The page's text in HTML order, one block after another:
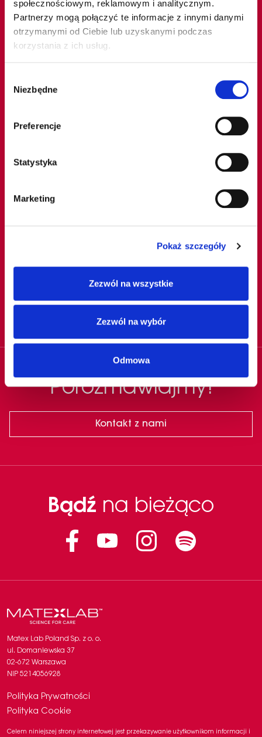
społecznościowym, reklamowym i analitycznym.
Partnerzy mogą połączyć te informacje z innymi danymi
otrzymanymi od Ciebie lub uzyskanymi podczas
korzystania z ich usług.
zgody
Niezbędne
Preferencje
Statystyka
Marketing
Pokaż szczegóły
Zezwól na wszystkie
Zezwól na wybór
Odmowa
Protokół rozświetlający
Odbudowa naskórka
Protokół stymulacyjny
Biostymulacja skóry
Porozmawiajmy!
Kontakt z nami
Bądź na bieżąco
FacebookLinkedin Instagram
Matex Lab Poland Sp. z o. o.
ul. Domaniewska 37
02-672 Warszawa
NIP 5214056928
Polityka Prywatności
Polityka Cookie
Celem niniejszej strony internetowej jest przekazywanie użytkownikom informacji i